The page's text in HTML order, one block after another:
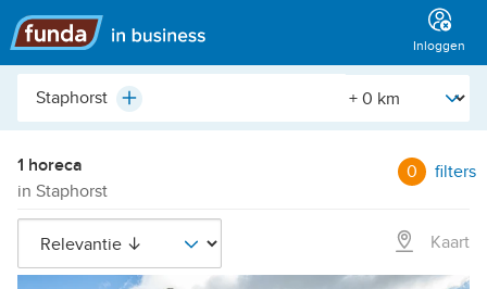
Hoofdmenu
Inloggen
Plaats,
etc.
Plus [Straal]
1 horeca
in Staphorst
0 filters
Kaart